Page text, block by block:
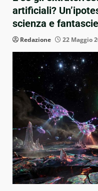
artificiali?
scienza e
Redazione 22 Maggio